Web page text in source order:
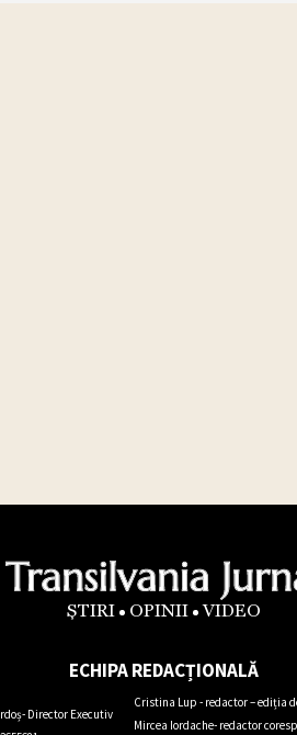
ȘTIRI OPINII VIDEO
ECHIPA REDACȚIONALĂ
Director Executiv
Cristina Lup - redactor – ediția
Mircea Iordache- redactor